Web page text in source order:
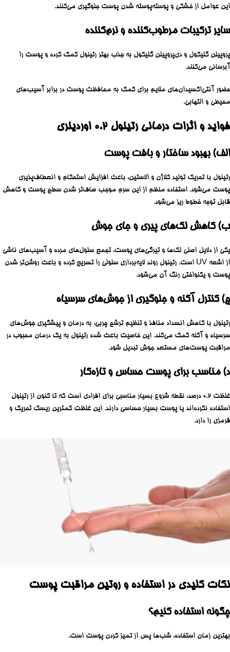
این عوامل از خشکی و پوسته‌پوسته شدن پوست جلوگیری می‌کنند.
سایر ترکیبات مرطوب‌کننده و نرم‌کننده
پروپیلن گلیکول و دی‌پروپیلن گلیکول به جذب بهتر رتینول کمک کرده و پوست را
آبرسانی می‌کنند.
حضور آنتی‌اکسیدان‌های ملایم برای کمک به محافظت پوست در برابر آسیب‌های
محیطی و التهابی.
فواید و اثرات درمانی رتینول ۰.۲ اوردینری
الف) بهبود ساختار و بافت پوست
رتینول با تحریک تولید کلاژن و الاستین، باعث افزایش استحکام و انعطاف‌پذیری
پوست می‌شود. استفاده منظم از این سرم موجب صاف‌تر شدن سطح پوست و کاهش
قابل توجه خطوط ریز می‌شود.
ب) کاهش لک‌های پیری و جای جوش
یکی از دلایل اصلی لک‌ها و تیرگی‌های پوست، تجمع سلول‌های مرده و آسیب‌های ناشی
از اشعه UV است. رتینول روند لایه‌برداری سلولی را تسریع کرده و باعث روشن‌تر شدن
پوست و یکنواختی رنگ آن می‌شود.
ج) کنترل آکنه و جلوگیری از جوش‌های سرسیاه
رتینول با کاهش انسداد منافذ و تنظیم ترشح چربی، به درمان و پیشگیری جوش‌های
سرسیاه و آکنه کمک می‌کند. این خاصیت باعث شده رتینول به یک درمان محبوب در
مراقبت پوست‌های مستعد جوش تبدیل شود.
د) مناسب برای پوست حساس و تازه‌کار
غلظت ۰.۲ درصد، نقطه شروع بسیار مناسبی برای افرادی است که تا کنون از رتینول
استفاده نکرده‌اند یا پوست بسیار حساسی دارند. این غلظت کمترین ریسک تحریک و
قرمزی را دارد.
نکات کلیدی در استفاده و روتین مراقبت پوست
چگونه استفاده کنیم؟
بهترین زمان استفاده، شب‌ها پس از تمیز کردن پوست است.